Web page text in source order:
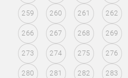
259 260 261 262
266 267 268 269
273 274 275 276
280 281 282 283